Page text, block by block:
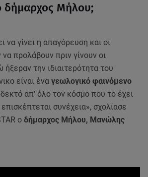
δήμαρχος Μήλου;
να γίνει η απαγόρευση και οι
προλάβουν πριν γίνουν οι
την ιδιαιτερότητα του
είναι ένα γεωλογικό φαινόμενο
απ’ όλο τον κόσμο που το έχει
συνέχεια», σχολίασε
o δήμαρχος Μήλου, Μανώλης